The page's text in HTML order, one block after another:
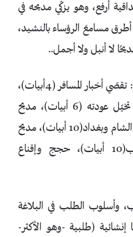
أرفع، وهو يزكّي مديحه في
مسامعَ الرؤساء بالنشيد،
لا أنبل ولا أجمل..
موضوع القصيدة دار على محاور: تقصّي أخبار المسافر (4أبيات)،
ووصف رحلته ذهابًا(8 أبيات)، تخيّل عودته (6 أبيات)، مديح
أخواله(5 أبيات)، وصف الشرق: الشام وبغداد(10 أبيات)، مديح
خاله ووصف مقامه في المغرب(10 أبيات)، حجج وإقناع
وأسلوب الطلب في البلاغة
(طلبية -وهو الأكثر-